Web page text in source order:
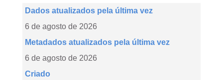
Dados atualizados pela última vez
6 de agosto de 2026
Metadados atualizados pela última vez
6 de agosto de 2026
Criado